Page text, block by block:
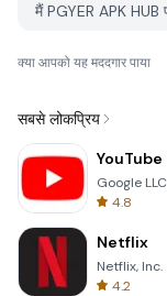
क्या आपको यह मददगार पाया
सबसे लोकप्रिय
YouTube
Google LLC
4.8
Netflix
Netflix, Inc.
4.2